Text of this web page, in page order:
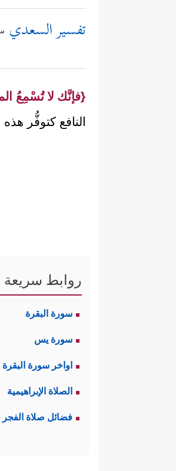
تفسير السعدي
{فإنَّك لا تُسْمِعُ
النافع كتوفُّر
روابط سريعة
سورة البقرة
سورة يس
اواخر سورة البقرة
الصلاة الإبراهيمية
فضائل صلاة الفجر